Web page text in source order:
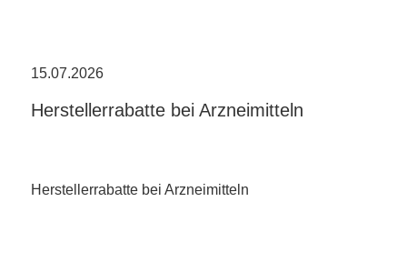
15.07.2026
Herstellerrabatte bei Arzneimitteln
Herstellerrabatte bei Arzneimitteln